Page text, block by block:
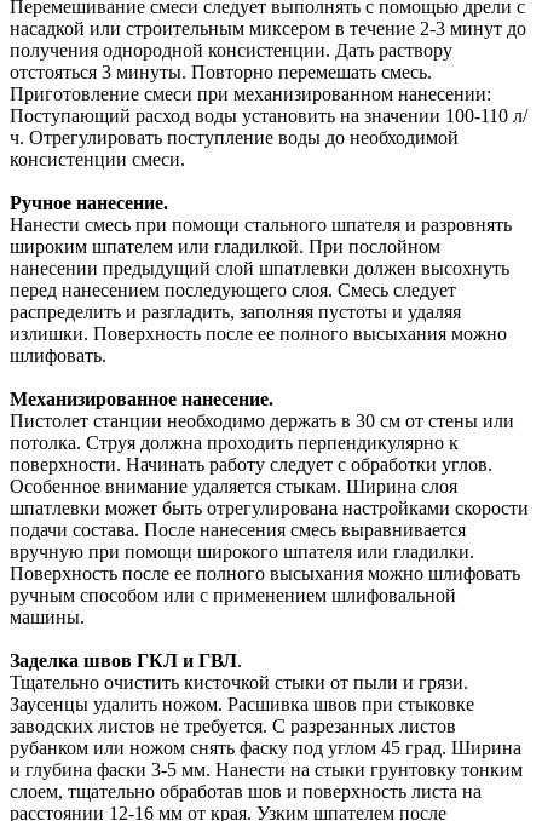
Перемешивание смеси следует выполнять с помощью дрели с
насадкой или строительным миксером в течение 2-3 минут до
получения однородной консистенции. Дать раствору
отстояться 3 минуты. Повторно перемешать смесь.
Приготовление смеси при механизированном нанесении:
Поступающий расход воды установить на значении 100-110 л/
ч. Отрегулировать поступление воды до необходимой
консистенции смеси.
Ручное нанесение.
Нанести смесь при помощи стального шпателя и разровнять
широким шпателем или гладилкой. При послойном
нанесении предыдущий слой шпатлевки должен высохнуть
перед нанесением последующего слоя. Смесь следует
распределить и разгладить, заполняя пустоты и удаляя
излишки. Поверхность после ее полного высыхания можно
шлифовать.
Механизированное нанесение.
Пистолет станции необходимо держать в 30 см от стены или
потолка. Струя должна проходить перпендикулярно к
поверхности. Начинать работу следует с обработки углов.
Особенное внимание удаляется стыкам. Ширина слоя
шпатлевки может быть отрегулирована настройками скорости
подачи состава. После нанесения смесь выравнивается
вручную при помощи широкого шпателя или гладилки.
Поверхность после ее полного высыхания можно шлифовать
ручным способом или с применением шлифовальной
машины.
Заделка швов ГКЛ и ГВЛ.
Тщательно очистить кисточкой стыки от пыли и грязи.
Заусенцы удалить ножом. Расшивка швов при стыковке
заводских листов не требуется. С разрезанных листов
рубанком или ножом снять фаску под углом 45 град. Ширина
и глубина фаски 3-5 мм. Нанести на стыки грунтовку тонким
слоем, тщательно обработав шов и поверхность листа на
расстоянии 12-16 мм от края. Узким шпателем после